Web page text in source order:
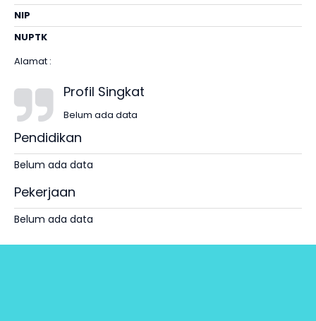
NIP
NUPTK
Alamat :
Profil Singkat
Belum ada data
Pendidikan
Belum ada data
Pekerjaan
Belum ada data